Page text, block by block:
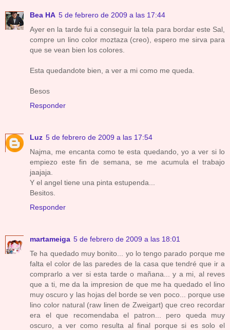
Bea HA 5 de febrero de 2009 a las 17:44
Ayer en la tarde fui a conseguir la tela para bordar este Sal,
compre un lino color moztaza (creo), espero me sirva para
que se vean bien los colores.
Esta quedandote bien, a ver a mi como me queda.
Besos
Responder
Luz 5 de febrero de 2009 a las 17:54
Najma, me encanta como te esta quedando, yo a ver si lo
empiezo este fin de semana, se me acumula el trabajo
jaajaja.
Y el angel tiene una pinta estupenda...
Besitos.
Responder
martameiga 5 de febrero de 2009 a las 18:01
Te ha quedado muy bonito... yo lo tengo parado porque me
falta el color de las paredes de la casa que tendré que ir a
comprarlo a ver si esta tarde o mañana... y a mi, al reves
que a ti, me da la impresion de que me ha quedado el lino
muy oscuro y las hojas del borde se ven poco... porque use
lino color natural (raw linen de Zweigart) que creo recordar
era el que recomendaba el patron... pero queda muy
oscuro, a ver como resulta al final porque si es solo el